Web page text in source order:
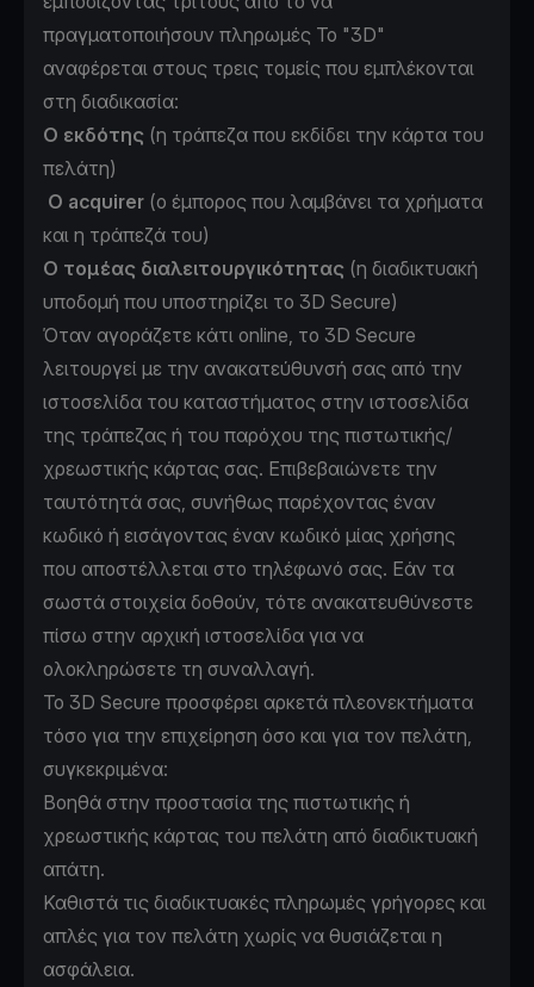
πραγματοποιήσουν πληρωμές Το "3D"
αναφέρεται στους τρεις τομείς που εμπλέκονται
στη διαδικασία:
Ο εκδότης (η τράπεζα που εκδίδει την κάρτα του
πελάτη)
O acquirer (ο έμπορος που λαμβάνει τα χρήματα
και η τράπεζά του)
Ο τομέας διαλειτουργικότητας (η διαδικτυακή
υποδομή που υποστηρίζει το 3D Secure)
Όταν αγοράζετε κάτι online, το 3D Secure
λειτουργεί με την ανακατεύθυνσή σας από την
ιστοσελίδα του καταστήματος στην ιστοσελίδα
της τράπεζας ή του παρόχου της πιστωτικής/
χρεωστικής κάρτας σας. Επιβεβαιώνετε την
ταυτότητά σας, συνήθως παρέχοντας έναν
κωδικό ή εισάγοντας έναν κωδικό μίας χρήσης
που αποστέλλεται στο τηλέφωνό σας. Εάν τα
σωστά στοιχεία δοθούν, τότε ανακατευθύνεστε
πίσω στην αρχική ιστοσελίδα για να
ολοκληρώσετε τη συναλλαγή.
Το 3D Secure προσφέρει αρκετά πλεονεκτήματα
τόσο για την επιχείρηση όσο και για τον πελάτη,
συγκεκριμένα:
Βοηθά στην προστασία της πιστωτικής ή
χρεωστικής κάρτας του πελάτη από διαδικτυακή
απάτη.
Καθιστά τις διαδικτυακές πληρωμές γρήγορες και
απλές για τον πελάτη χωρίς να θυσιάζεται η
ασφάλεια.